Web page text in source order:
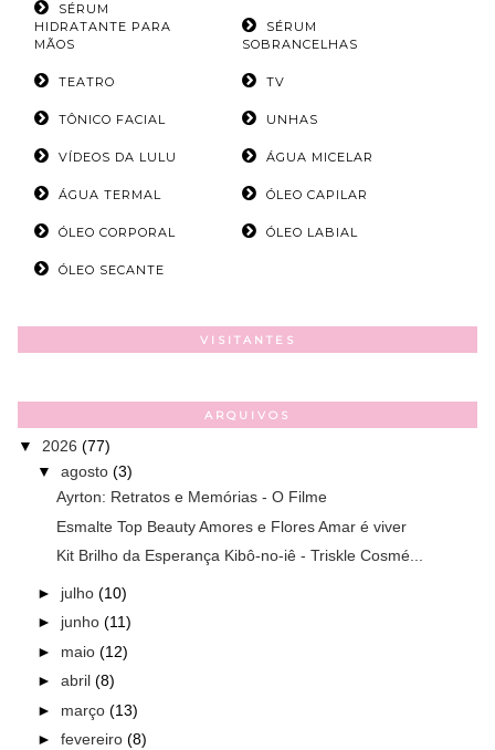
SÉRUM
HIDRATANTE PARA
MÃOS
SÉRUM
SOBRANCELHAS
TEATRO TV
TÔNICO FACIAL UNHAS
VÍDEOS DA LULU ÁGUA MICELAR
ÁGUA TERMAL ÓLEO CAPILAR
ÓLEO CORPORAL ÓLEO LABIAL
ÓLEO SECANTE
VISITANTES
ARQUIVOS
▼ 2026 (77)
▼ agosto (3)
Ayrton: Retratos e Memórias - O Filme
Esmalte Top Beauty Amores e Flores Amar é viver
Kit Brilho da Esperança Kibô-no-iê - Triskle Cosmé...
► julho (10)
► junho (11)
► maio (12)
► abril (8)
► março (13)
► fevereiro (8)